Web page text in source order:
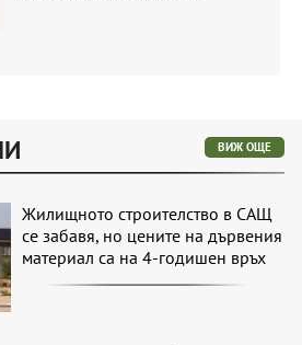
ВИЖ ОЩЕ
Жилищното строителство в САЩ
се забавя, но цените на дървения
материал са на 4-годишен връх